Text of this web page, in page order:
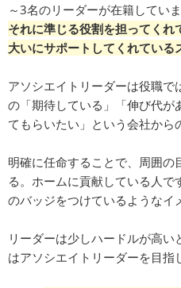
～3名のリーダーが在籍していま
それに準じる役割を担ってく
大いにサポートしてくれている
アソシエイトリーダーは役職
の「期待している」「伸び代が
てもらいたい」という会社から
明確に任命することで、周囲
る。ホームに貢献している人
のバッジをつけているようなイ
リーダーは少しハードルが高
はアソシエイトリーダーを目指